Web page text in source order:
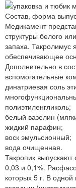
Состав, форма
Медикамент
структуры белого
запаха. Такролимус
обеспечивающее
Дополнительно в
вспомогательные
динатриевая соль
полиэтиленгликоль;
белый вазелин
жидкий парафин;
воск эмульсионный;
вода очищенная.
Такропик
0,03 и 0,1%.
которых 5 г. В одной